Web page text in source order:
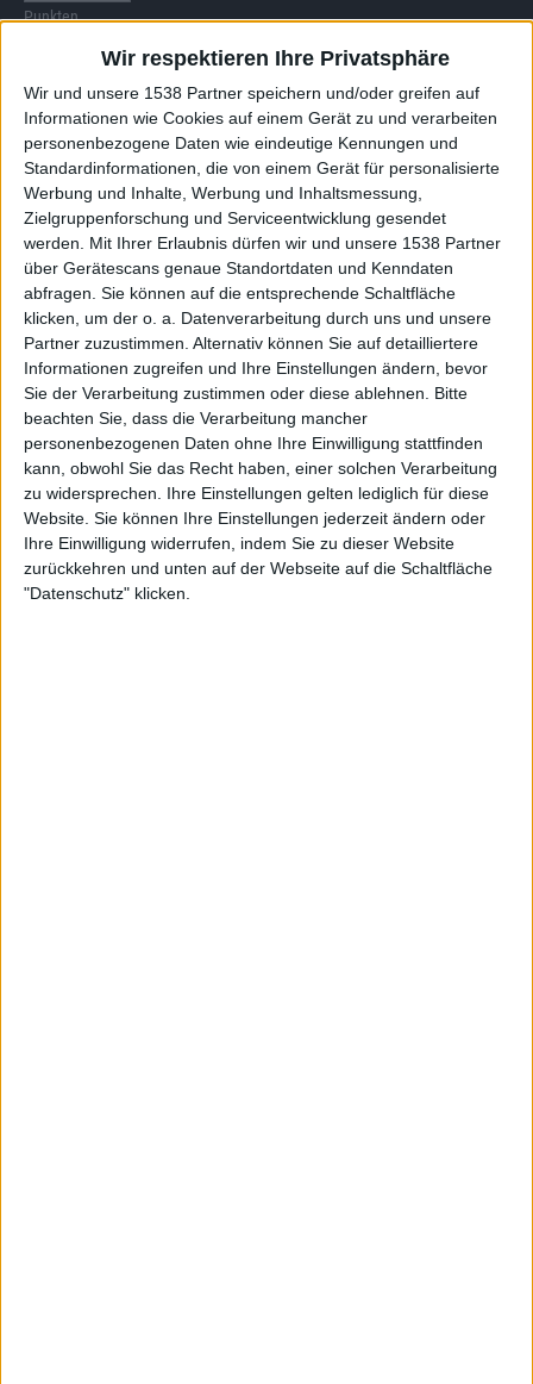
Wir respektieren Ihre Privatsphäre
Wir und unsere 1538 Partner speichern und/oder greifen auf
Informationen wie Cookies auf einem Gerät zu und verarbeiten
personenbezogene Daten wie eindeutige Kennungen und
Standardinformationen, die von einem Gerät für personalisierte
Werbung und Inhalte, Werbung und Inhaltsmessung,
Zielgruppenforschung und Serviceentwicklung gesendet
werden.
Mit Ihrer Erlaubnis dürfen wir und unsere 1538 Partner
über Gerätescans genaue Standortdaten und Kenndaten
abfragen. Sie können auf die entsprechende Schaltfläche
klicken, um der o. a. Datenverarbeitung durch uns und unsere
Partner zuzustimmen. Alternativ können Sie auf detailliertere
Informationen zugreifen und Ihre Einstellungen ändern, bevor
Sie der Verarbeitung zustimmen oder diese ablehnen.
Bitte
beachten Sie, dass die Verarbeitung mancher
personenbezogenen Daten ohne Ihre Einwilligung stattfinden
kann, obwohl Sie das Recht haben, einer solchen Verarbeitung
zu widersprechen. Ihre Einstellungen gelten lediglich für diese
Website. Sie können Ihre Einstellungen jederzeit ändern oder
Ihre Einwilligung widerrufen, indem Sie zu dieser Website
zurückkehren und unten auf der Webseite auf die Schaltfläche
"Datenschutz" klicken.
Punkten
Nach Genres filtern►︎
Amon Amarth, God Dethroned, Gorgoroth und
Krisiun auf Tour
29.09.26
Belphegor - Praise The Beast European Tour 2026
Asagraum, Belphegor und Krisiun
Turock, Essen
09.10.26
Belphegor - Praise The Beast European Tour 2026
Asagraum, Belphegor und Krisiun
Musikbrauerei, Berlin
15.10.26
Belphegor - Praise The Beast European Tour 2026
Asagraum, Belphegor und Krisiun
Bastard Club, Osnabrück
Alle Konzerte von Amon Amarth,God Dethroned,Gorgoroth undKrisiun